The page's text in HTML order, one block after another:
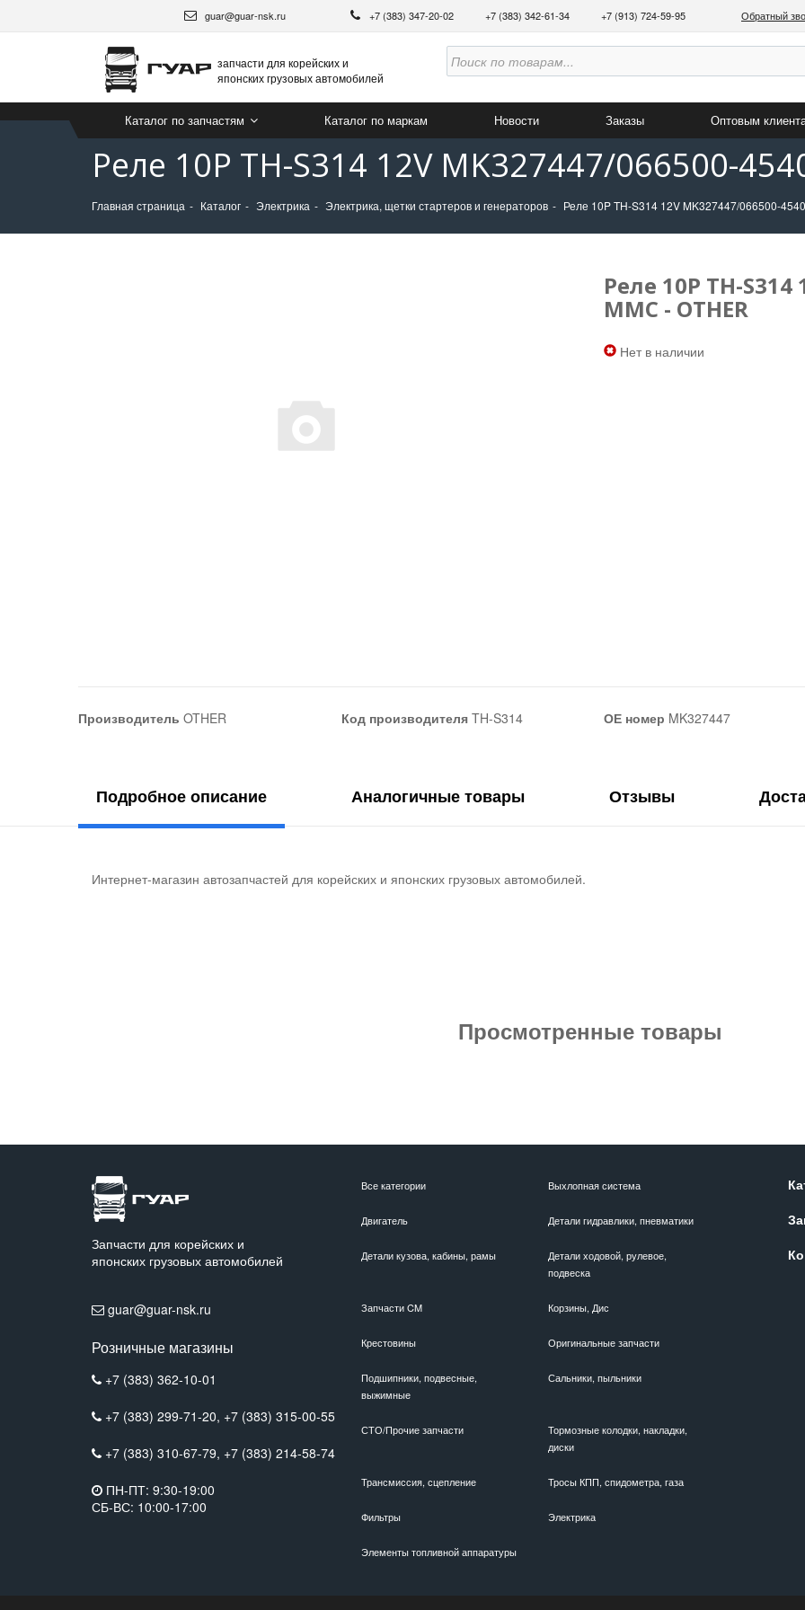
guar@guar-nsk.ru +7 (383) 347-20-02 +7 (383) 342-61-34 +7 (913) 724-59-95 Обратный
запчасти для корейских и
японских грузовых автомобилей
Каталог по запчастям Каталог по маркам Новости Заказы Оптовым
Реле 10P TH-S314 12V MK327447/066500-
Главная страница Каталог Электрика Электрика, щетки стартеров и генераторов Реле 10P TH-S314 12V MK327447/066500-
Реле 10P TH-
MMC - OTHER
Нет в наличии
Производитель OTHER Код производителяTH-S314 ОЕ номер MK327447
Подробное описание Аналогичные товары Отзывы
Интернет-магазин автозапчастей для корейских и японских грузовых автомобилей.
Просмотренные товары
Запчасти для корейских и
японских грузовых автомобилей
guar@guar-nsk.ru
Розничные магазины
+7 (383) 362-10-01
+7 (383) 299-71-20, +7 (383) 315-00-55
+7 (383) 310-67-79, +7 (383) 214-58-74
ПН-ПТ: 9:30-19:00
СБ-ВС: 10:00-17:00
Все категории Выхлопная система
Двигатель Детали гидравлики, пневматики
Детали кузова, кабины, рамы
Детали ходовой, рулевое,
подвеска
Запчасти CM Корзины, Дис
Крестовины Оригинальные запчасти
Подшипники, подвесные,
выжимные
Сальники, пыльники
СТО/Прочие запчасти
Тормозные колодки, накладки,
диски
Трансмиссия, сцепление Тросы КПП, спидометра, газа
Фильтры Электрика
Элементы топливной аппаратуры